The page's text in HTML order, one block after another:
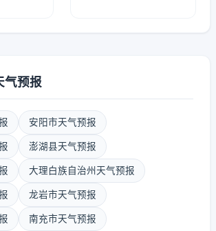
气预报
安阳市天气预报
澎湖县天气预报
大理白族自治州天气预报
龙岩市天气预报
南充市天气预报